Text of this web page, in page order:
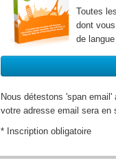
Toutes
dont
de
Nous détestons 'span
votre adresse email sera en
* Inscription obligatoire